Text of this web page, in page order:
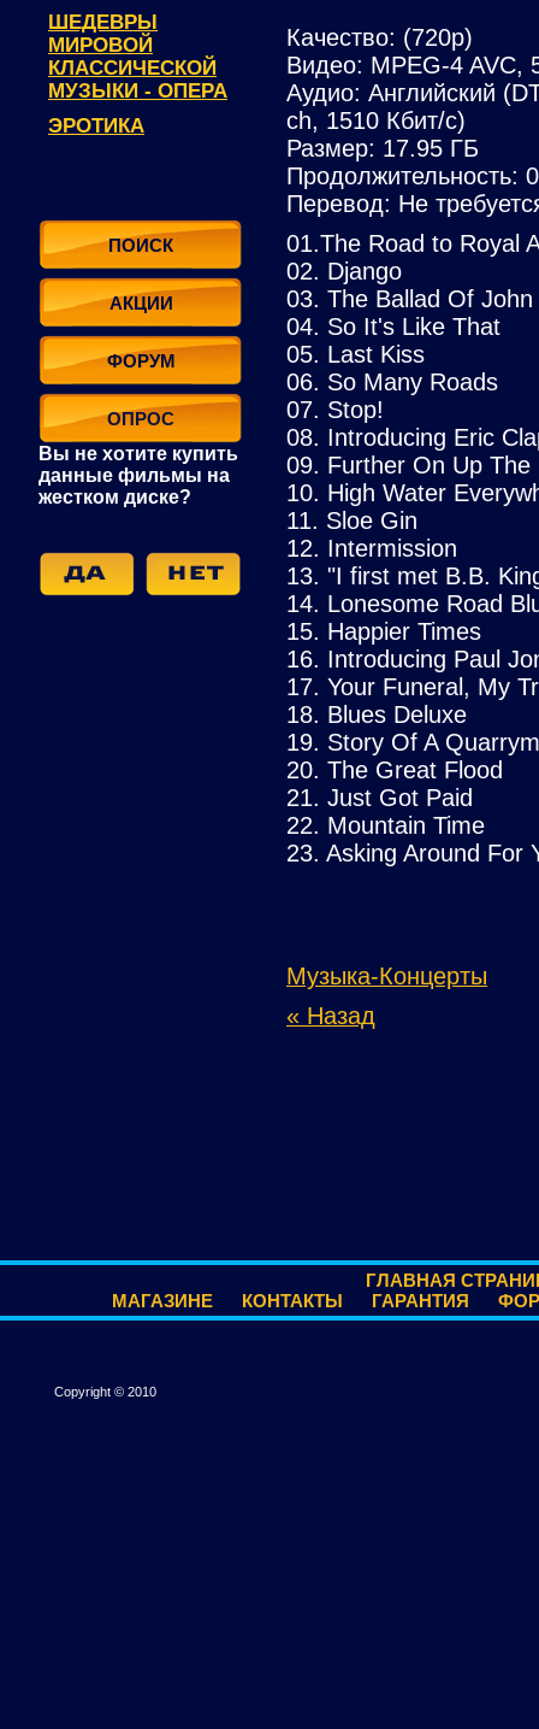
ШЕДЕВРЫ
МИРОВОЙ
КЛАССИЧЕСКОЙ
МУЗЫКИ - ОПЕРА
ЭРОТИКА
ПОИСК
АКЦИИ
ФОРУМ
ОПРОС
Вы не хотите купить
данные фильмы на
жестком диске?
Качество: (720p)
Видео: MPEG-4 AVC,
Аудио: Английский
ch, 1510 Кбит/с)
Размер: 17.95 ГБ
Продолжительность:
Перевод: Не
01.The Road to Royal
02. Django
03. The Ballad Of John
04. So It's Like That
05. Last Kiss
06. So Many Roads
07. Stop!
08. Introducing Eric
09. Further On Up The
10. High Water
11. Sloe Gin
12. Intermission
13. "I first met B.B.
14. Lonesome Road
15. Happier Times
16. Introducing Paul
17. Your Funeral, My
18. Blues Deluxe
19. Story Of A
20. The Great Flood
21. Just Got Paid
22. Mountain Time
23. Asking Around For
Музыка-Концерты
« Назад
ГЛАВНАЯ
МАГАЗИНЕ
КОНТАКТЫ ГАРАНТИЯ
Copyright © 2010